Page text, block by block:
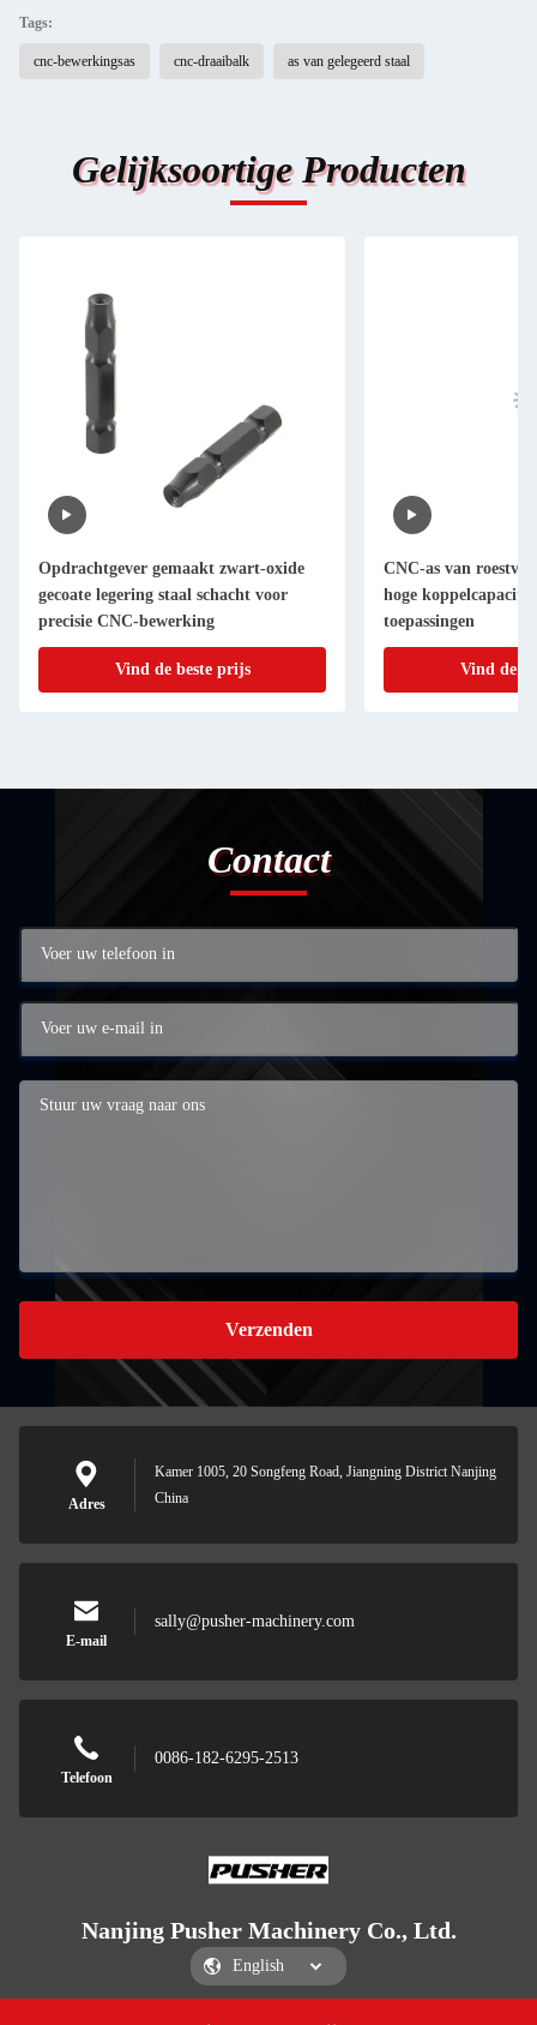
Tags:
cnc-bewerkingsas cnc-draaibalk as van gelegeerd staal
Gelijksoortige Producten
Opdrachtgever gemaakt zwart-oxide
gecoate legering staal schacht voor
precisie CNC-bewerking
Vind de beste prijs
CNC-as van
hoge
toepassingen
Vind de
Contact
Verzenden
Adres
Kamer 1005, 20 Songfeng Road, Jiangning District Nanjing
China
E-mail
sally@pusher-machinery.com
Telefoon
0086-182-6295-2513
Nanjing Pusher Machinery Co., Ltd.